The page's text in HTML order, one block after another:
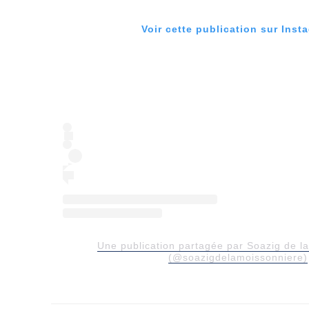
Voir cette publication sur
Une publication partagée par Soazig de
(@soazigdelamoissonniere)